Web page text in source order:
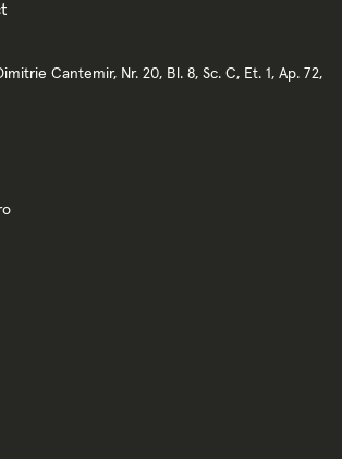
Cantemir, Nr. 20, Bl. 8, Sc. C, Et. 1, Ap. 72,